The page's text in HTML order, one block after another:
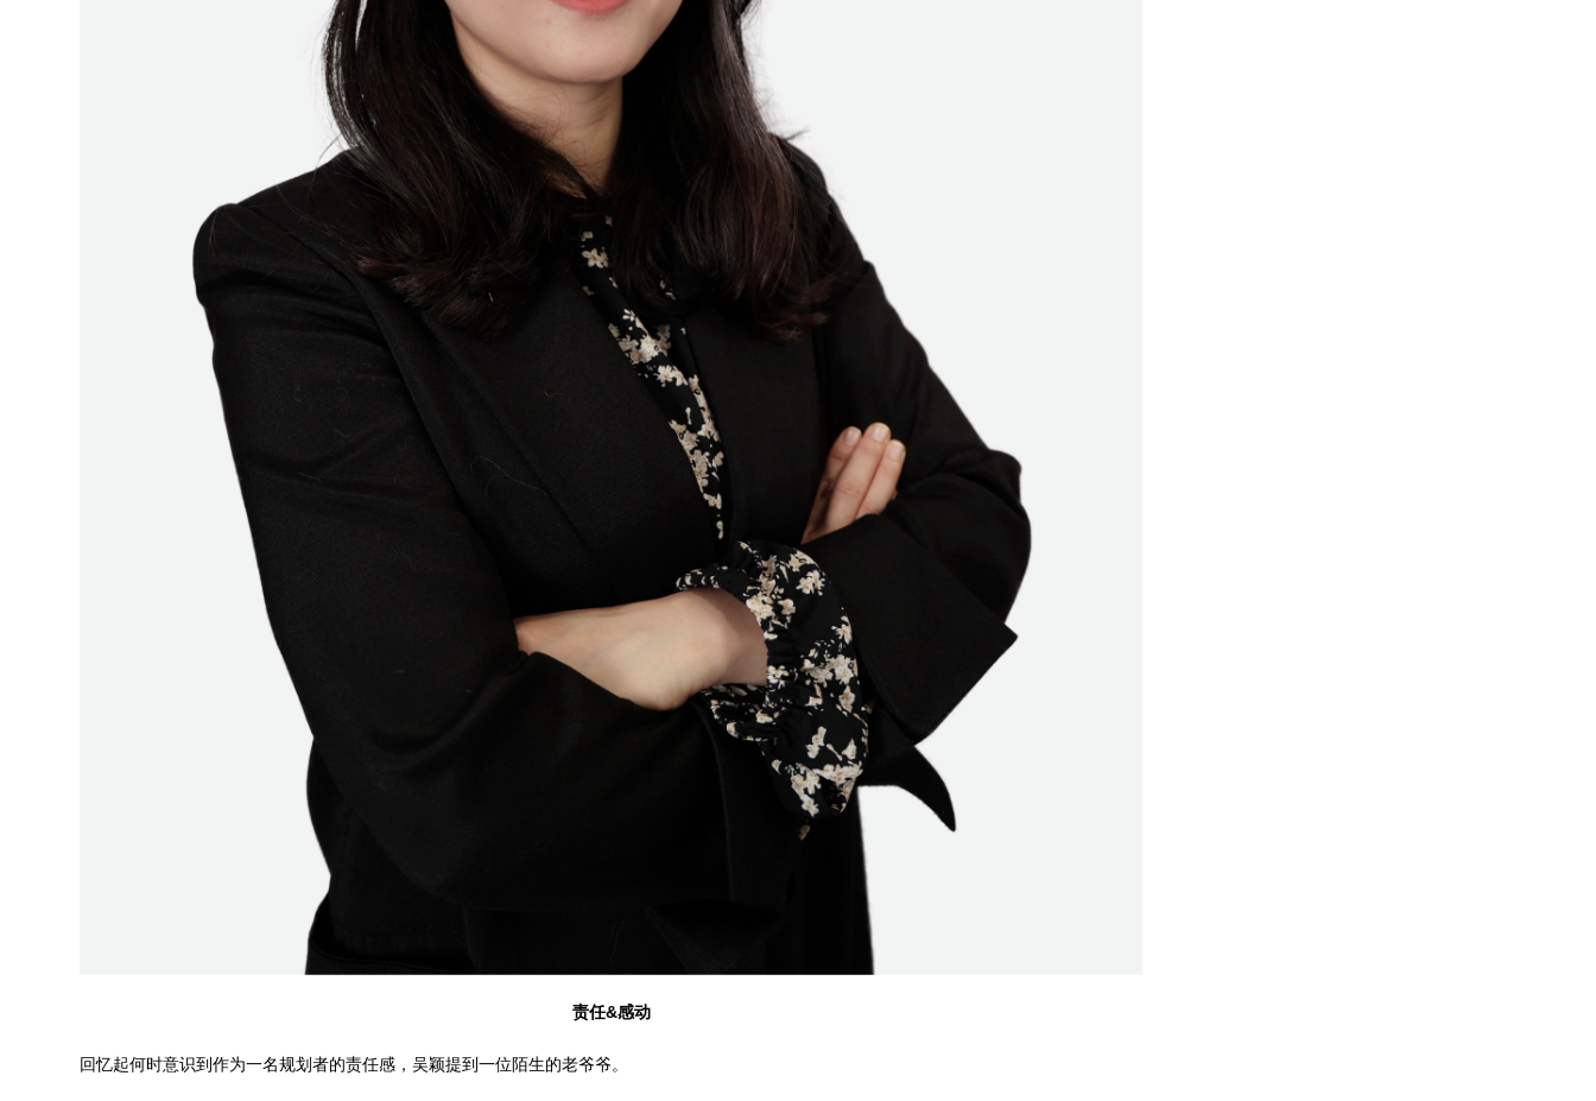
责任&感动
回忆起何时意识到作为一名规划者的责任感，吴颖提到一位陌生的老爷爷。